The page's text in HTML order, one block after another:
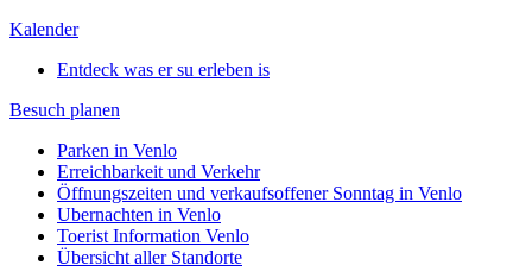
Kalender
Entdeck was er su erleben is
Besuch planen
Parken in Venlo
Erreichbarkeit und Verkehr
Öffnungszeiten und verkaufsoffener Sonntag in Venlo
Ubernachten in Venlo
Toerist Information Venlo
Übersicht aller Standorte